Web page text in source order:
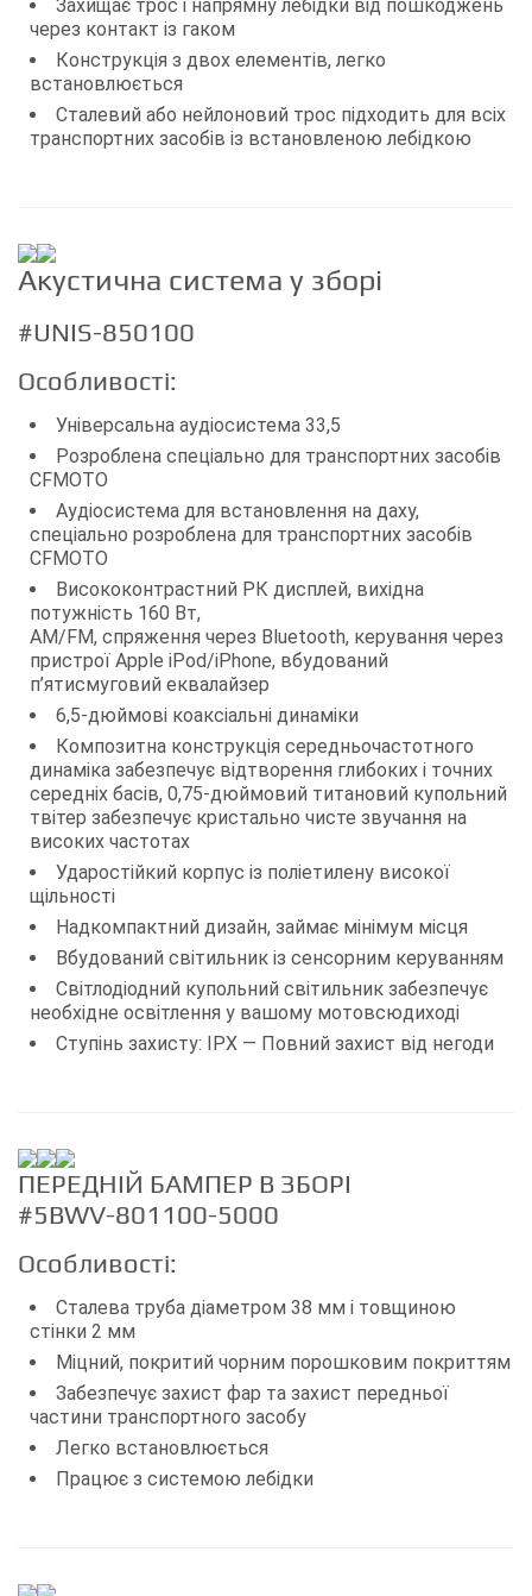
Захищає трос і напрямну лебідки від пошкоджень
через контакт із гаком
Конструкція з двох елементів, легко
встановлюється
Сталевий або нейлоновий трос підходить для всіх
транспортних засобів із встановленою лебідкою
Акустична система у зборі
#UNIS-850100
Особливості:
Універсальна аудіосистема 33,5
Розроблена спеціально для транспортних засобів
CFMOTO
Аудіосистема для встановлення на даху,
спеціально розроблена для транспортних засобів
CFMOTO
Висококонтрастний РК дисплей, вихідна
потужність 160 Вт,
AM/FM, спряження через Bluetooth, керування через
пристрої Apple iPod/iPhone, вбудований
п’ятисмуговий еквалайзер
6,5-дюймові коаксіальні динаміки
Композитна конструкція середньочастотного
динаміка забезпечує відтворення глибоких і точних
середніх басів, 0,75-дюймовий титановий купольний
твітер забезпечує кристально чисте звучання на
високих частотах
Ударостійкий корпус із поліетилену високої
щільності
Надкомпактний дизайн, займає мінімум місця
Вбудований світильник із сенсорним керуванням
Світлодіодний купольний світильник забезпечує
необхідне освітлення у вашому мотовсюдиході
Ступінь захисту: IPX — Повний захист від негоди
ПЕРЕДНІЙ БАМПЕР В ЗБОРІ
#5BWV-801100-5000
Особливості:
Сталева труба діаметром 38 мм і товщиною
стінки 2 мм
Міцний, покритий чорним порошковим покриттям
Забезпечує захист фар та захист передньої
частини транспортного засобу
Легко встановлюється
Працює з системою лебідки